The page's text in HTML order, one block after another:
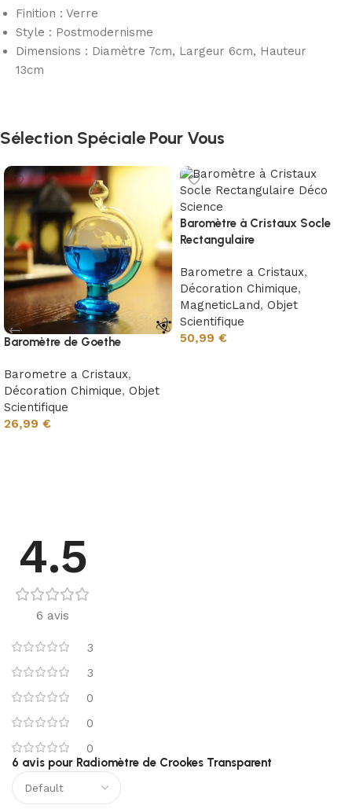
Finition : Verre
Style : Postmodernisme
Dimensions : Diamètre 7cm, Largeur 6cm, Hauteur
13cm
Sélection Spéciale Pour Vous
Baromètre de Goethe
Barometre a Cristaux,
Décoration Chimique, Objet
Scientifique
26,99 €
Baromètre à Cristaux Socle
Rectangulaire
Barometre a Cristaux,
Décoration Chimique,
MagneticLand, Objet
Scientifique
50,99 €
4.5
6 avis
3
3
0
0
0
6 avis pour Radiomètre de Crookes Transparent